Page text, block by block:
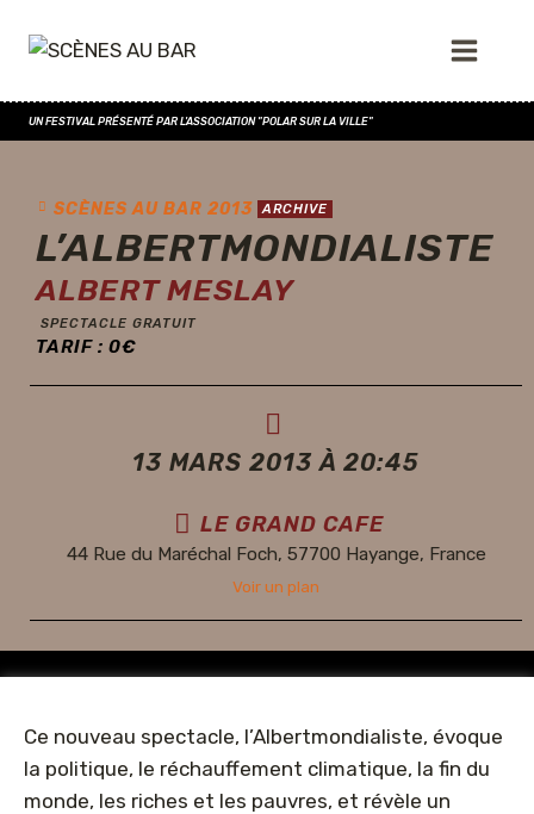
UN FESTIVAL PRÉSENTÉ PAR L'ASSOCIATION "POLAR SUR LA VILLE"
SCÈNES AU BAR 2013 ARCHIVE
L’ALBERTMONDIALISTE
ALBERT MESLAY
SPECTACLE GRATUIT
TARIF : 0€
13 MARS 2013 À 20:45
LE GRAND CAFE
44 Rue du Maréchal Foch, 57700 Hayange, France
Voir un plan
Ce nouveau spectacle, l’Albertmondialiste, évoque
la politique, le réchauffement climatique, la fin du
monde, les riches et les pauvres, et révèle un